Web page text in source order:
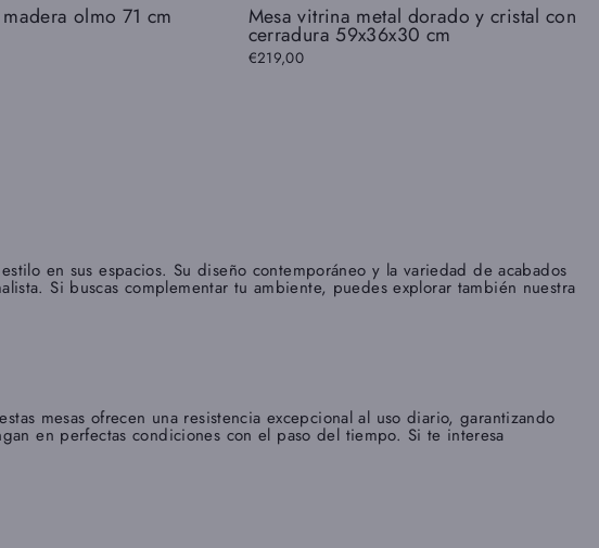
olmo 71 cm Mesa vitrina metal dorado y cristal con
cerradura 59x36x30 cm
€219,00
en sus espacios. Su diseño contemporáneo y la variedad de acabados
Si buscas complementar tu ambiente, puedes explorar también nuestra
mesas ofrecen una resistencia excepcional al uso diario, garantizando
en perfectas condiciones con el paso del tiempo. Si te interesa